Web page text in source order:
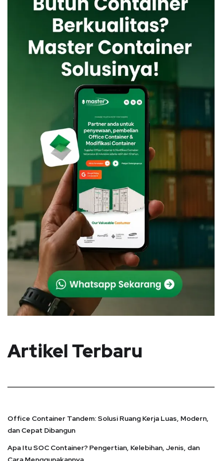
Artikel Terbaru
Office Container Tandem: Solusi Ruang Kerja Luas, Modern,
dan Cepat Dibangun
Apa Itu SOC Container? Pengertian, Kelebihan, Jenis, dan